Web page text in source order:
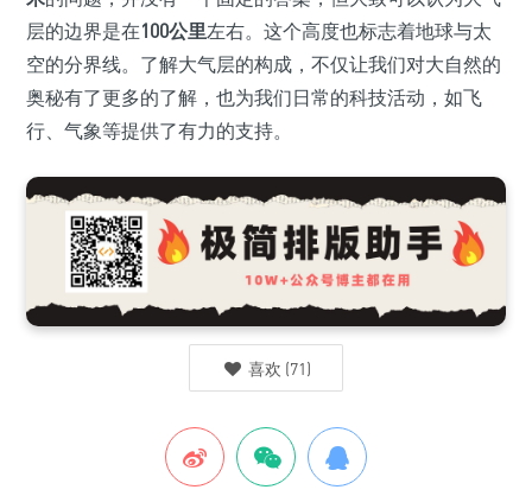
层的边界是在100公里左右。这个高度也标志着地球与太
空的分界线。了解大气层的构成，不仅让我们对大自然的
奥秘有了更多的了解，也为我们日常的科技活动，如飞
行、气象等提供了有力的支持。
喜欢 (71)